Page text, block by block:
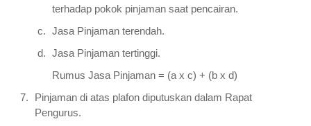
terhadap pokok pinjaman saat pencairan.
Jasa Pinjaman terendah.
Jasa Pinjaman tertinggi.
Rumus Jasa Pinjaman = (a x c) + (b x d)
Pinjaman di atas plafon diputuskan dalam Rapat
Pengurus.